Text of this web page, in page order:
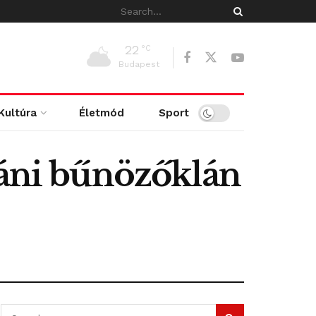
22 °C
Budapest
Életmód Sport
bűnözőklán